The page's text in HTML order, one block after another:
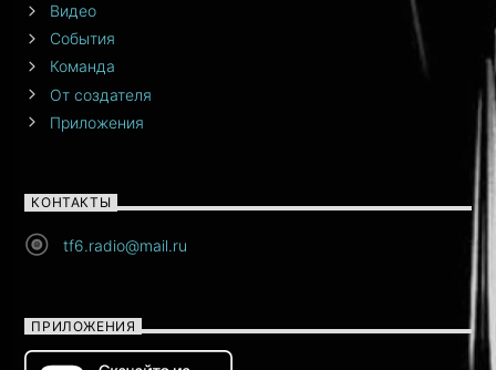
Видео
События
Команда
От создателя
Приложения
КОНТАКТЫ
tf6.radio@mail.ru
ПРИЛОЖЕНИЯ